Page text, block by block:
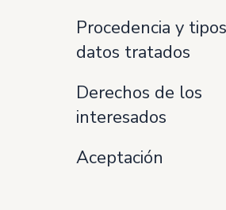
Procedencia y
datos tratados
Derechos de los
interesados
Aceptación